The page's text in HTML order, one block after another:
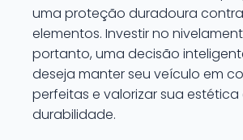
uma proteção duradoura
elementos. Investir no
portanto, uma decisão
deseja manter seu veículo em
perfeitas e valorizar sua estética
durabilidade.